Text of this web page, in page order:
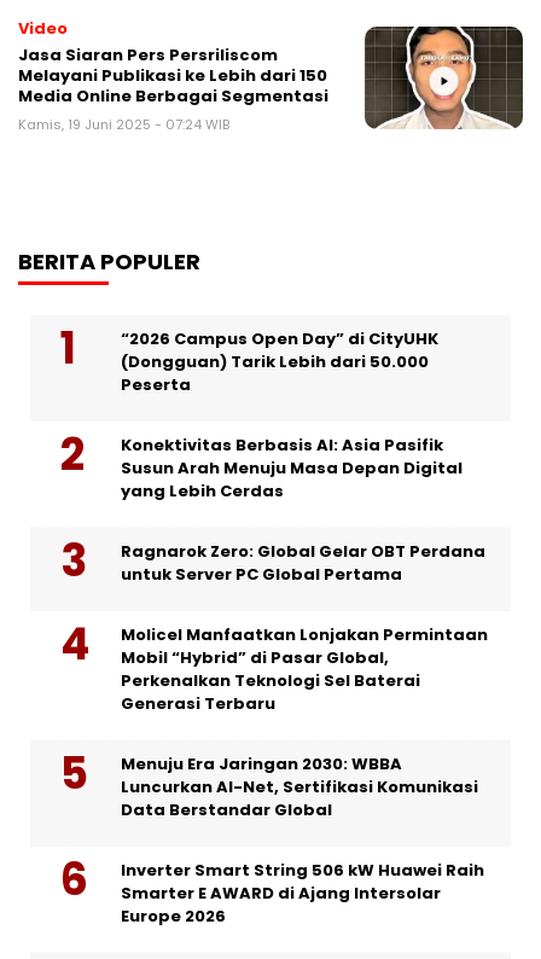
Video
Jasa Siaran Pers Persriliscom
Melayani Publikasi ke Lebih dari 150
Media Online Berbagai Segmentasi
Kamis, 19 Juni 2025 - 07:24 WIB
BERITA POPULER
“2026 Campus Open Day” di CityUHK
(Dongguan) Tarik Lebih dari 50.000
Peserta
Konektivitas Berbasis AI: Asia Pasifik
Susun Arah Menuju Masa Depan Digital
yang Lebih Cerdas
Ragnarok Zero: Global Gelar OBT Perdana
untuk Server PC Global Pertama
Molicel Manfaatkan Lonjakan Permintaan
Mobil “Hybrid” di Pasar Global,
Perkenalkan Teknologi Sel Baterai
Generasi Terbaru
Menuju Era Jaringan 2030: WBBA
Luncurkan AI-Net, Sertifikasi Komunikasi
Data Berstandar Global
Inverter Smart String 506 kW Huawei Raih
Smarter E AWARD di Ajang Intersolar
Europe 2026